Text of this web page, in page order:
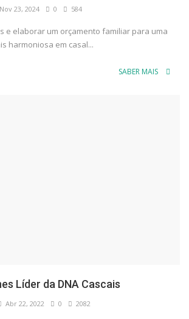
Nov 23, 2024 0 584
e elaborar um orçamento familiar para uma
harmoniosa em casal...
SABER MAIS
Líder da DNA Cascais
Abr 22, 2022 0 2082